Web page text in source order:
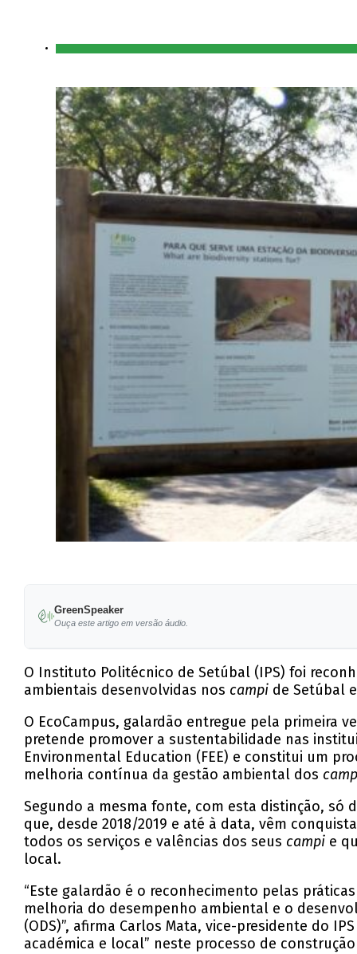
GreenSpeaker
Ouça este artigo em versão áudio.
O Instituto Politécnico de Setúbal (IPS) foi
ambientais desenvolvidas nos campi de Setúbal
O EcoCampus, galardão entregue pela primeira
pretende promover a sustentabilidade nas
Environmental Education (FEE) e constitui um
melhoria contínua da gestão ambiental dos
Segundo a mesma fonte, com esta distinção, só
que, desde 2018/2019 e até à data, vêm
todos os serviços e valências dos seus campi e
local.
“Este galardão é o reconhecimento pelas
melhoria do desempenho ambiental e o
(ODS)”, afirma Carlos Mata, vice-presidente do
académica e local” neste processo de